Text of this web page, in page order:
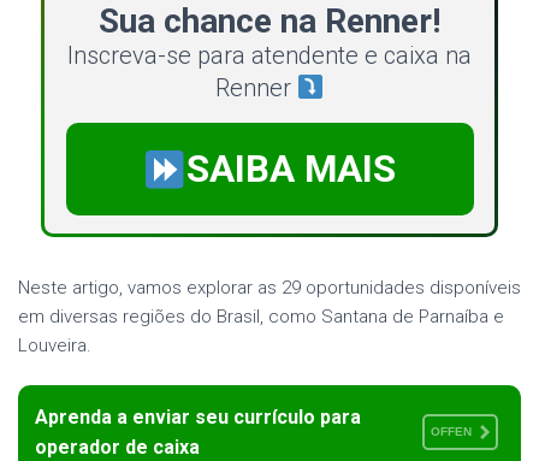
Sua chance na Renner!
Inscreva-se para atendente e caixa na
Renner
SAIBA MAIS
Neste artigo, vamos explorar as 29 oportunidades disponíveis
em diversas regiões do Brasil, como Santana de Parnaíba e
Louveira.
Aprenda a enviar seu currículo para
operador de caixa
OFFEN